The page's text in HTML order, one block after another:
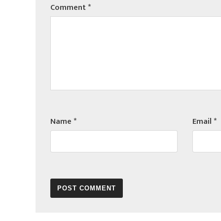
Comment*
Name* Email*